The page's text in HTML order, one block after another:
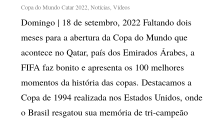
Copa do Mundo Catar 2022 ,Notícias ,Vídeos
Domingo | 18 de setembro, 2022 Faltando dois
meses para a abertura da Copa do Mundo que
acontece no Qatar, país dos Emirados Árabes, a
FIFA faz bonito e apresenta os 100 melhores
momentos da história das copas. Destacamos a
Copa de 1994 realizada nos Estados Unidos, onde
o Brasil resgatou sua memória de tri-campeão